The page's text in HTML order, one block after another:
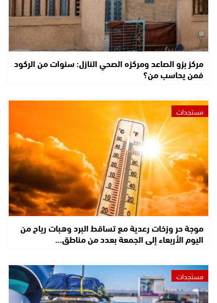
مركز بزو الصاعد ومركزه الصحي النازل: سنوات من الركود
فمن يحاسب من؟
مستجدات
موجة حر وزخات رعدية مع تساقط البرد وهبات رياح من
اليوم الأربعاء إلى الجمعة بعدد من مناطق…
مستجدات